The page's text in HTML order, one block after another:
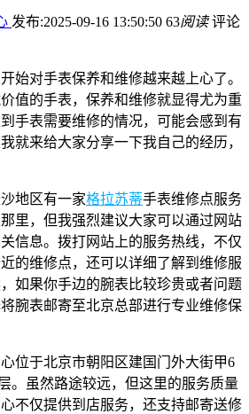
发布:2025-09-16 13:50:50 63阅读 评论
始对手表保养和维修越来越上心了。
值的手表，保养和维修就显得尤为重
手表需要维修的情况，可能会感到有
就来给大家分享一下我自己的经历，
地区有一家格拉苏蒂手表维修点服务
里，但我强烈建议大家可以通过网站
信息。拨打网站上的服务热线，不仅
的维修点，还可以详细了解到维修服
如果你手边的腕表比较珍贵或者问题
腕表邮寄至北京总部进行专业维修保
位于北京市朝阳区建国门外大街甲6
。虽然路途较远，但这里的服务质量
不仅提供到店服务，还支持邮寄送修